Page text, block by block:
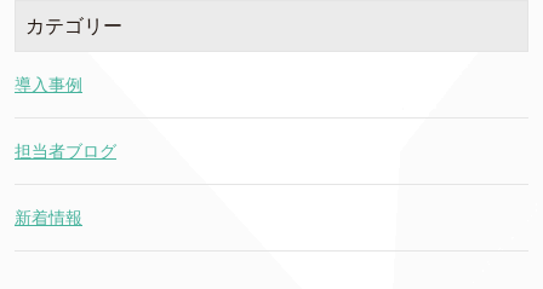
カテゴリー
導入事例
担当者ブログ
新着情報